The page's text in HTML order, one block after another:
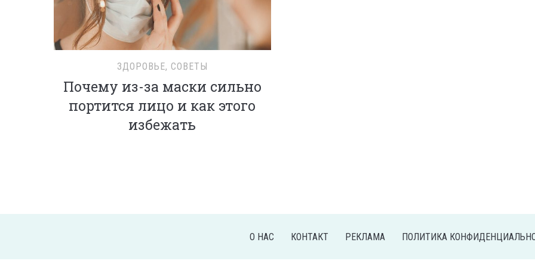
ЗДОРОВЬЕ, СОВЕТЫ
Почему из-за маски сильно
портится лицо и как этого
избежать
О НАС КОНТАКТ РЕКЛАМА ПОЛИТИКА